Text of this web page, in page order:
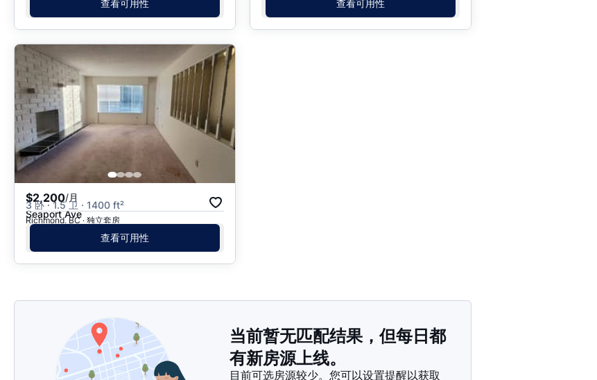
查看可用性 查看可用性
$2,200/月
3 卧 · 1.5 卫 · 1400 ft²
Seaport Ave
Richmond, BC · 独立套房
查看可用性
当前暂无匹配结果，但每日都
有新房源上线。
目前可选房源较少。您可以设置提醒以获取